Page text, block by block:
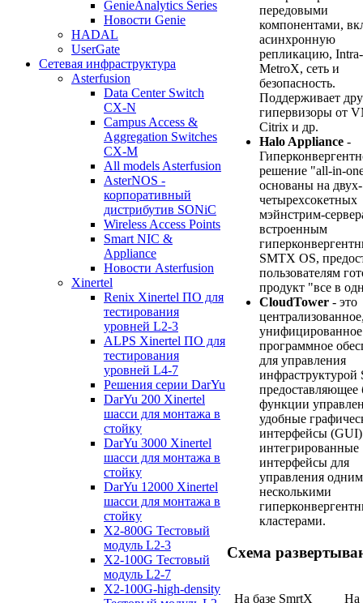
GenieAnalytics Series
Новости Genie
HADAL
UserGate
Сетевая инфраструктура
Asterfusion
Data Center Switch
CX-N
Campus Access &
Aggregation Switches
CX-M
All models Asterfusion
AsterNOS -
корпоративный
дистрибутив SONiC
Wireless Access Points
Smart NIC &
Appliance
Новости Asterfusion
Xinertel
Renix Xinertel ПО для
тестирования
уровней L2-3
ALPS Xinertel ПО для
тестирования
уровней L4-7
Решения серии DarYu
DarYu 200 Xinertel
шасси для монтажа в
стойку
DarYu 3000 Xinertel
шасси для монтажа в
стойку
DarYu 12000 Xinertel
шасси для монтажа в
стойку
X2-800G Тестовый
модуль L2-3
X2-100G Тестовый
модуль L2-7
X2-100G-high-density
передовыми
компонентами,
асинхронную
репликацию,
MetroX, сеть и
безопасность.
Поддерживает
гипервизоры от
Citrix и др.
Halo Appliance -
решение "all-in-
основаны на
четырехсокетных
мэйнстрим-
встроенным
SMTX OS,
пользователям
продукт "все в
CloudTower - это
унифицированное
программное
для управления
инфраструктурой
предоставляющее
функции
удобные
интерфейсы
интегрированные
интерфейсы для
управления
несколькими
кластерами.
Схема
На базе SmrtX
На